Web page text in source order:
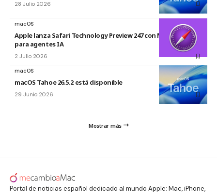
28 Julio 2026
macOS
Apple lanza Safari Technology Preview 247 con MCP Server
para agentes IA
2 Julio 2026
macOS
macOS Tahoe 26.5.2 está disponible
29 Junio 2026
Mostrar más
Portal de noticias español dedicado al mundo Apple: Mac, iPhone,